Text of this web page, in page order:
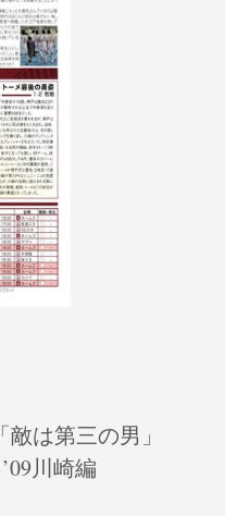
は第三の男」
川崎編